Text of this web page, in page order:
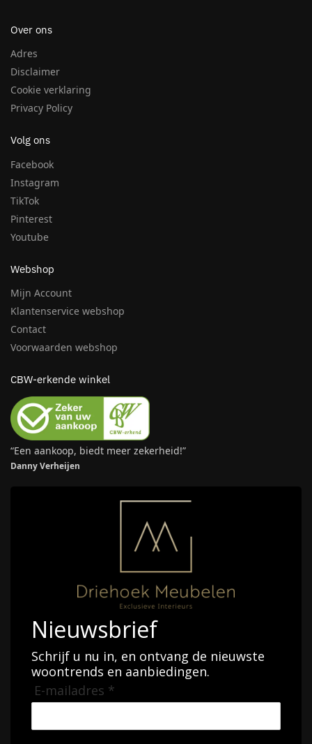
Over ons
Adres
Disclaimer
Cookie verklaring
Privacy Policy
Volg ons
Facebook
Instagram
TikTok
Pinterest
Youtube
Webshop
Mijn Account
Klantenservice webshop
Contact
Voorwaarden webshop
CBW-erkende winkel
“Een aankoop, biedt meer zekerheid!”
Danny Verheijen
Nieuwsbrief
Schrijf u nu in, en ontvang de nieuwste
woontrends en aanbiedingen.
E-mailadres *